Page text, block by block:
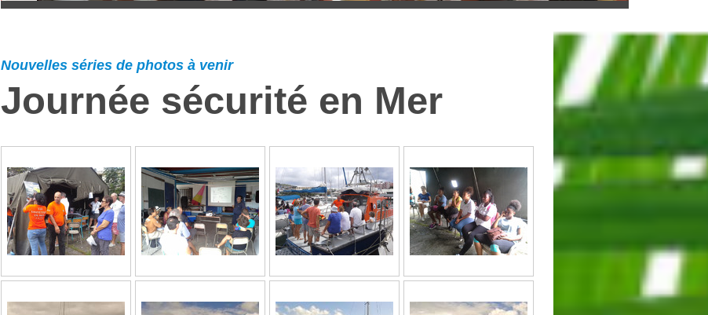
Nouvelles séries de photos à venir
Journée sécurité en Mer